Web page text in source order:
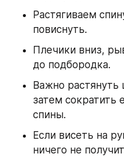
Растягиваем
повиснуть.
Плечики вниз,
до подбородка.
Важно
затем сократить
спины.
Если висеть на
ничего не